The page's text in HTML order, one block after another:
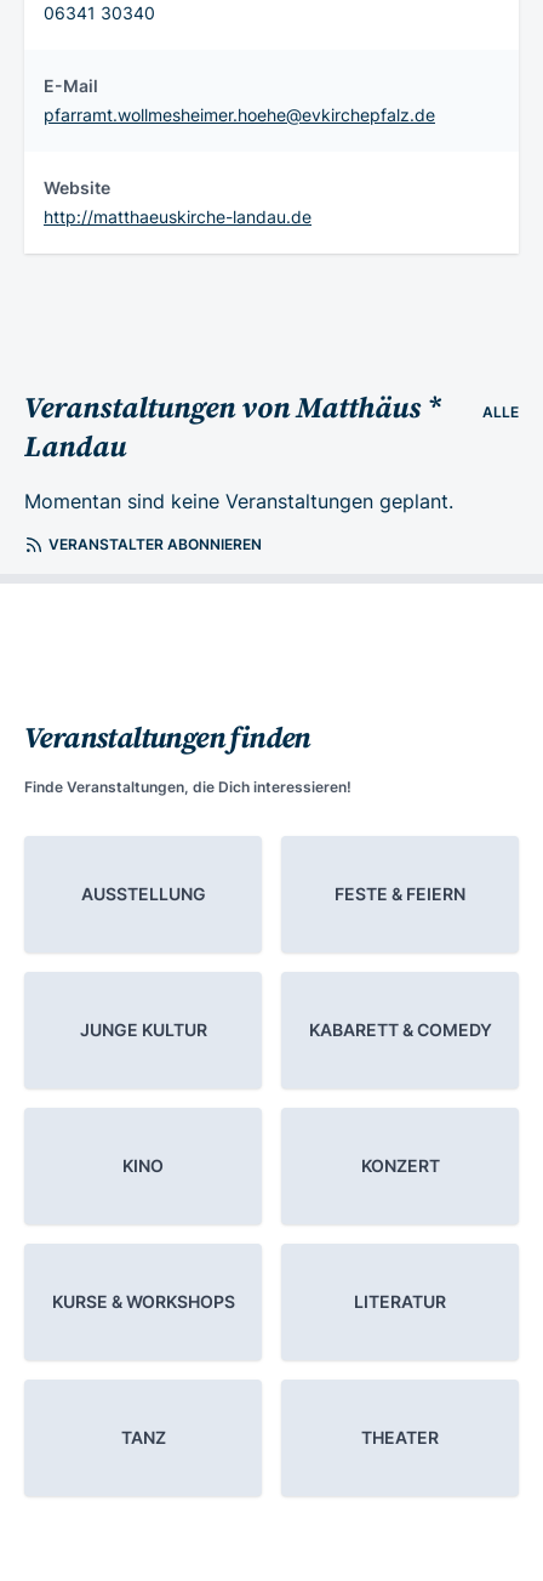
06341 30340
E-Mail
pfarramt.wollmesheimer.hoehe@evkirchepfalz.de
Website
http://matthaeuskirche-landau.de
Veranstaltungen von Matthäus *
Landau
ALLE
Momentan sind keine Veranstaltungen geplant.
VERANSTALTER ABONNIEREN
Veranstaltungen finden
Finde Veranstaltungen, die Dich interessieren!
AUSSTELLUNG FESTE & FEIERN
JUNGE KULTUR KABARETT & COMEDY
KINO KONZERT
KURSE & WORKSHOPS LITERATUR
TANZ THEATER